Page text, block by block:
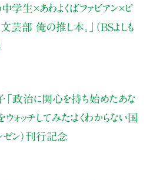
学生×あわよくばファビアン×ピ
芸部 俺の推し本。」（BSよしも
「政治に関心を持ち始めたあな
ォッチしてみた：よくわからない国
ゼン）刊行記念